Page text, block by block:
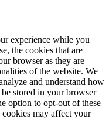
experience while you
the cookies that are
browser as they are
of the website. We
and understand how
stored in your browser
option to opt-out of these
may affect your